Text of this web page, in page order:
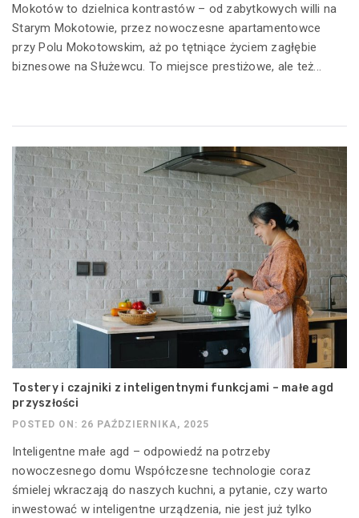
Mokotów to dzielnica kontrastów – od zabytkowych willi na
Starym Mokotowie, przez nowoczesne apartamentowce
przy Polu Mokotowskim, aż po tętniące życiem zagłębie
biznesowe na Służewcu. To miejsce prestiżowe, ale też...
Tostery i czajniki z inteligentnymi funkcjami – małe agd
przyszłości
POSTED ON: 26 PAŹDZIERNIKA, 2025
Inteligentne małe agd – odpowiedź na potrzeby
nowoczesnego domu Współczesne technologie coraz
śmielej wkraczają do naszych kuchni, a pytanie, czy warto
inwestować w inteligentne urządzenia, nie jest już tylko